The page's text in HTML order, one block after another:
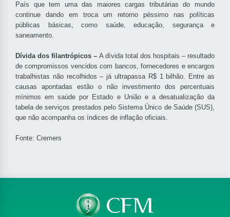
País que tem uma das maiores cargas tributárias do mundo
continue dando em troca um retorno péssimo nas políticas
públicas básicas, como saúde, educação, segurança e
saneamento.
Dívida dos filantrópicos – A dívida total dos hospitais – resultado
de compromissos vencidos com bancos, fornecedores e encargos
trabalhistas não recolhidos – já ultrapassa R$ 1 bilhão. Entre as
causas apontadas estão o não investimento dos percentuais
mínimos em saúde por Estado e União e a desatualização da
tabela de serviços prestados pelo Sistema Único de Saúde (SUS),
que não acompanha os índices de inflação oficiais.
Fonte: Cremers